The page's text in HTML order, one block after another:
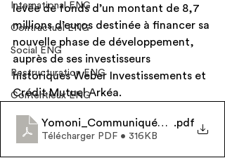
International ENG
Contractuel ENG
Social ENG
Restructuration ENG
Contentieux ENG
levée de fonds d’un montant de 8,7
millions d’euros destinée à financer sa
nouvelle phase de développement,
auprès de ses investisseurs
historiques Weber Investissements et
Crédit Mutuel Arkéa.
Yomoni_Communiqué_de_presse
.pdf
Télécharger PDF • 316KB